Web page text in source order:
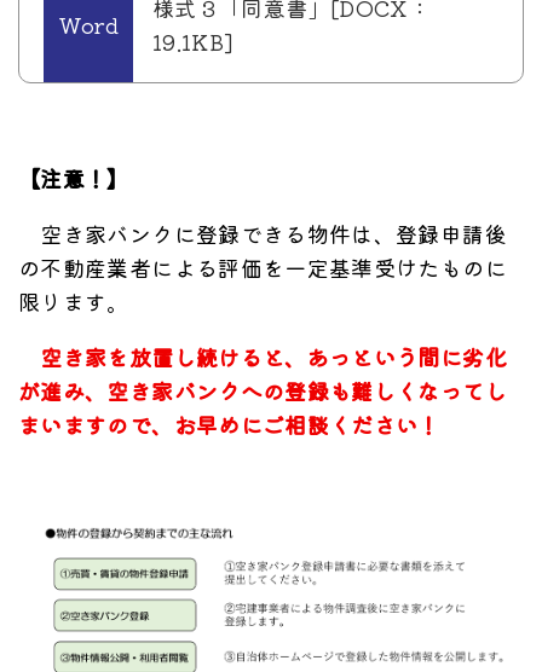
様式３「同意書」[DOCX：
19.1KB]
【注意！】
空き家バンクに登録できる物件は、登録申請後
の不動産業者による評価を一定基準受けたものに
限ります。
空き家を放置し続けると、あっという間に劣化
が進み、空き家バンクへの登録も難しくなってし
まいますので、お早めにご相談ください！